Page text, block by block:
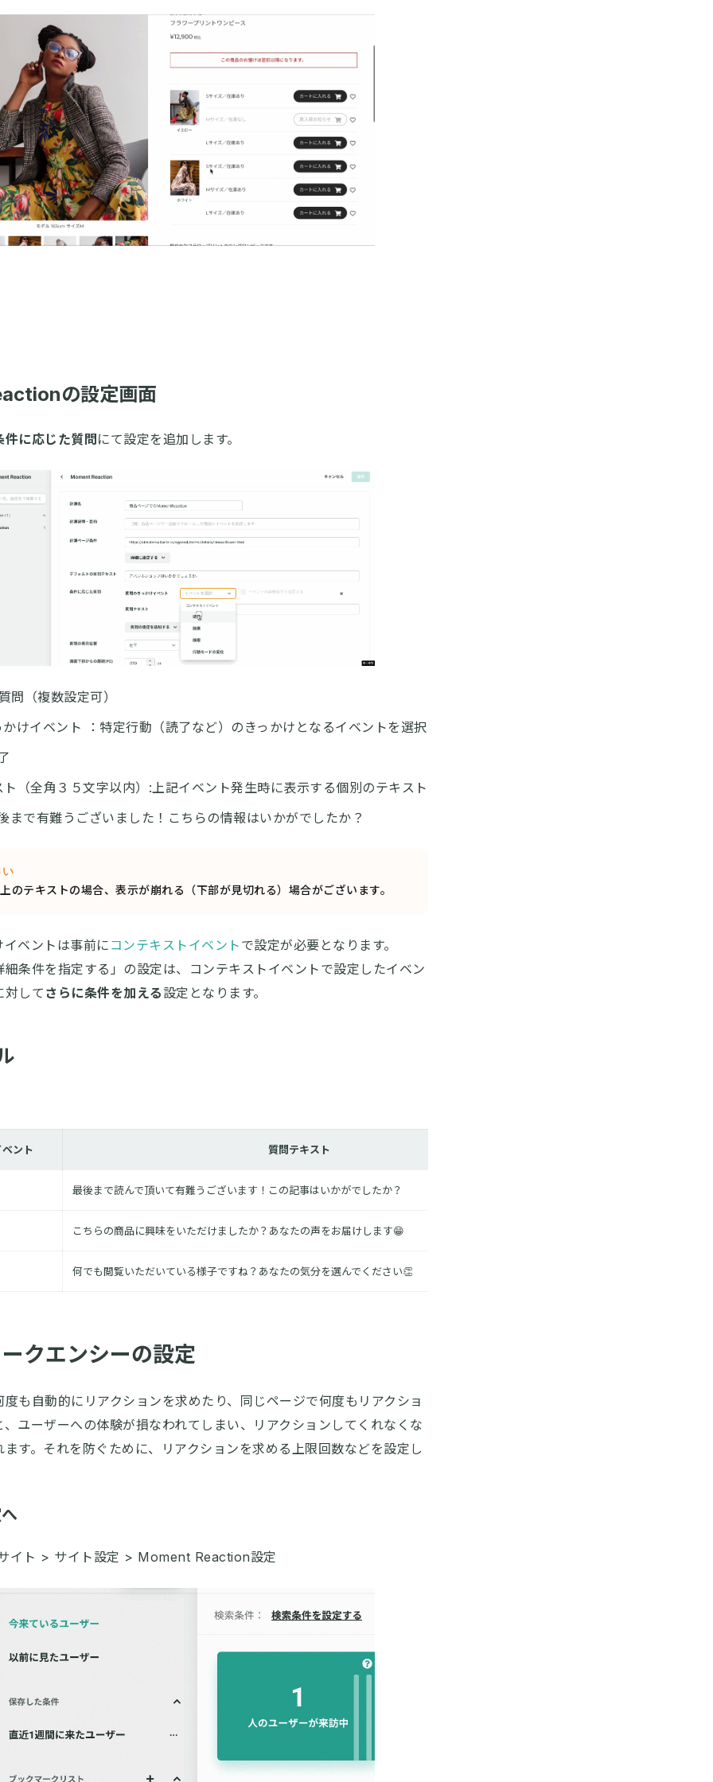
の設定画面
件に応じた質問 にて設定を追加します。
問（複数設定可）
けイベント ：特定行動（読了など）のきっかけとなるイベントを選択
（全角３５文字以内）:上記イベント発生時に表示する個別のテキスト
まで有難うございました！こちらの情報はいかがでしたか？
のテキストの場合、表示が崩れる（下部が見切れる）場合がございます。
ベントは事前に コンテキストイベント で設定が必要となります。
条件を指定する」の設定は、コンテキストイベントで設定したイベン
対して さらに条件を加える 設定となります。
ント 質問テキスト
最後まで読んで頂いて有難うございます！この記事はいかがでしたか？
こちらの商品に興味をいただけましたか？あなたの声をお届けします😁
何でも閲覧いただいている様子ですね？あなたの気分を選んでください👏
クエンシーの設定
も自動的にリアクションを求めたり、同じページで何度もリアクショ
ユーザーへの体験が損なわれてしまい、リアクションしてくれなくな
す。それを防ぐために、リアクションを求める上限回数などを設定し
イト > サイト設定 > Moment Reaction設定